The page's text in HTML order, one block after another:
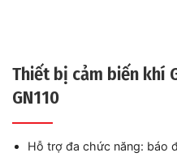
Thiết bị cảm biến khí
GN110
Hỗ trợ đa chức năng: báo